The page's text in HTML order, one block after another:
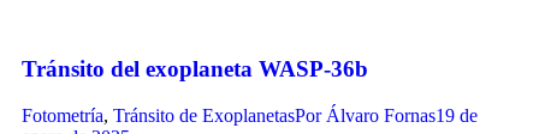
Tránsito del exoplaneta WASP-36b
Fotometría, Tránsito de ExoplanetasPor Álvaro Fornas19 de